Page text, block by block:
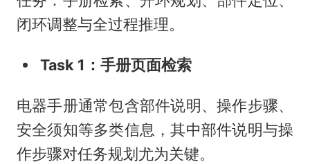
闭环调整与全过程推理。
Task 1：手册页面检索
电器手册通常包含部件说明、操作步骤、
安全须知等多类信息，其中部件说明与操
作步骤对任务规划尤为关键。